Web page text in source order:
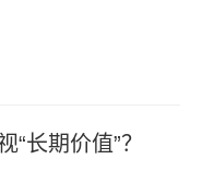
长期价值”？